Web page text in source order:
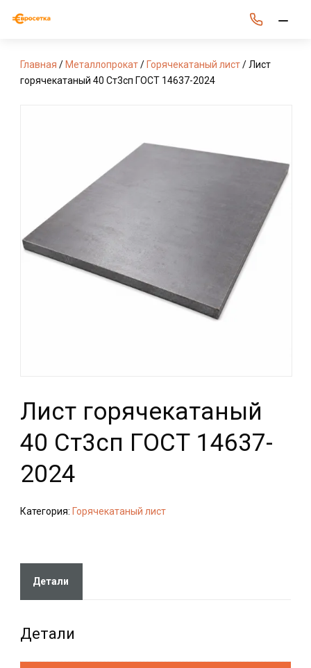
Главная / Металлопрокат/ Горячекатаный лист/ Лист
горячекатаный 40 Ст3сп ГОСТ 14637-2024
Лист горячекатаный
40 Ст3сп ГОСТ 14637-
2024
Категория: Горячекатаный лист
Детали
Детали